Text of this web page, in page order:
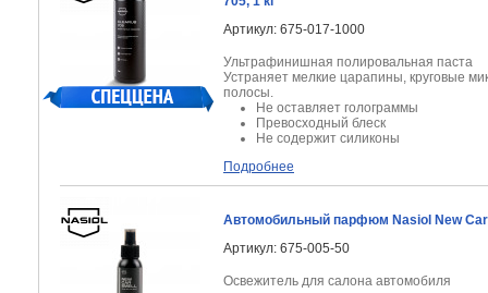
Артикул: 675-017-1000
Ультрафинишная полировальная паста
Устраняет мелкие царапины, круговые
полосы.
Не оставляет голограммы
Превосходный блеск
Не содержит силиконы
Подробнее
Автомобильный парфюм Nasiol New
Артикул: 675-005-50
Освежитель для салона автомобиля